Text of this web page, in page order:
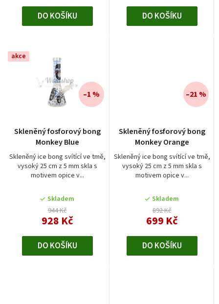
DO KOŠÍKU DO KOŠÍKU
akce
Skleněný fosforový bong
Monkey Blue
Skleněný ice bong svítící ve tmě,
vysoký 25 cm z 5 mm skla s
motivem opice v...
hodnocení
produktu
je
5,0
z
hvězdiček.
Skladem
944 Kč
928 Kč
–1 %
DO KOŠÍKU
Skleněný fosforový bong
Monkey Orange
Skleněný ice bong svítící ve tmě,
vysoký 25 cm z 5 mm skla s
motivem opice v...
Skladem
892 Kč
699 Kč
–21 %
DO KOŠÍKU